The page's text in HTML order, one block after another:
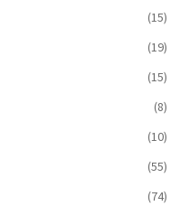
(15)
(19)
(15)
(8)
(10)
(55)
(74)